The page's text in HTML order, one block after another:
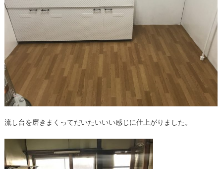
流し台を磨きまくってだいたいいい感じに仕上がりました。